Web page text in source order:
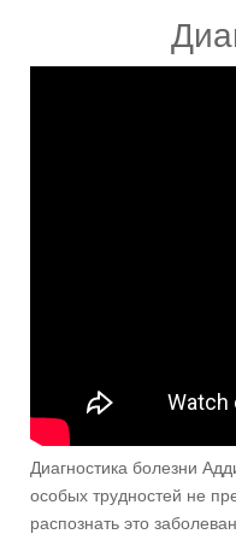
Диагностика болезни
особых трудностей не
распознать это